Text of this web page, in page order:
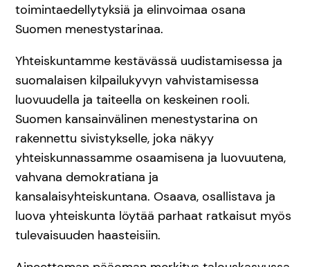
toimintaedellytyksiä ja elinvoimaa osana
Suomen menestystarinaa.
Yhteiskuntamme kestävässä uudistamisessa ja
suomalaisen kilpailukyvyn vahvistamisessa
luovuudella ja taiteella on keskeinen rooli.
Suomen kansainvälinen menestystarina on
rakennettu sivistykselle, joka näkyy
yhteiskunnassamme osaamisena ja luovuutena,
vahvana demokratiana ja
kansalaisyhteiskuntana. Osaava, osallistava ja
luova yhteiskunta löytää parhaat ratkaisut myös
tulevaisuuden haasteisiin.